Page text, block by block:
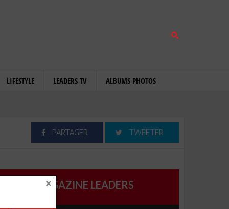
LIFESTYLE LEADERS TV ALBUMS PHOTOS
PARTAGER TWEETER
MAGAZINE LEADERS